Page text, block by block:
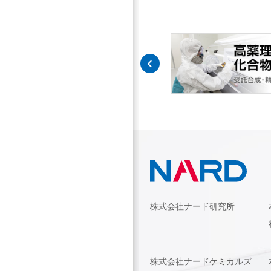
株式会社ナード研究所
株式会社ナードケミカルズ